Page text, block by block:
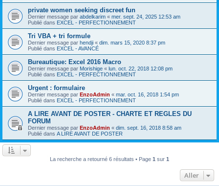
private women seeking discreet fun
Dernier message par abdelkarim « mer. sept. 24, 2025 12:53 am
Publié dans EXCEL - PERFECTIONNEMENT
Tri VBA + tri formule
Dernier message par hendji « dim. mars 15, 2020 8:37 pm
Publié dans EXCEL - AVANCÉ
Bureautique: Excel 2016 Macro
Dernier message par Morishige « lun. oct. 22, 2018 12:08 pm
Publié dans EXCEL - PERFECTIONNEMENT
Urgent : formulaire
Dernier message par EnzoAdmin « mar. oct. 16, 2018 1:54 pm
Publié dans EXCEL - PERFECTIONNEMENT
A LIRE AVANT DE POSTER - CHARTE ET REGLES DU
FORUM
Dernier message par EnzoAdmin « dim. sept. 16, 2018 8:58 am
Publié dans A LIRE AVANT DE POSTER
La recherche a retourné 6 résultats • Page 1 sur 1
Aller